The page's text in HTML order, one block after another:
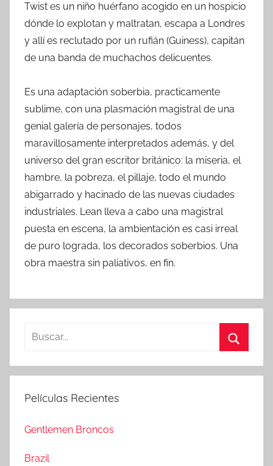
Twist es un niño huérfano acogido en un hospicio
dónde lo explotan y maltratan, escapa a Londres
y allí es reclutado por un rufián (Guiness), capitán
de una banda de muchachos delicuentes.
Es una adaptación soberbia, practicamente
sublime, con una plasmación magistral de una
genial galería de personajes, todos
maravillosamente interpretados además, y del
universo del gran escritor británico: la miseria, el
hambre, la pobreza, el pillaje, todo el mundo
abigarrado y hacinado de las nuevas ciudades
industriales. Lean lleva a cabo una magistral
puesta en escena, la ambientación es casi irreal
de puro lograda, los decorados soberbios. Una
obra maestra sin paliativos, en fin.
s
a
:
u
Películas Recientes
Gentlemen Broncos
Brazil